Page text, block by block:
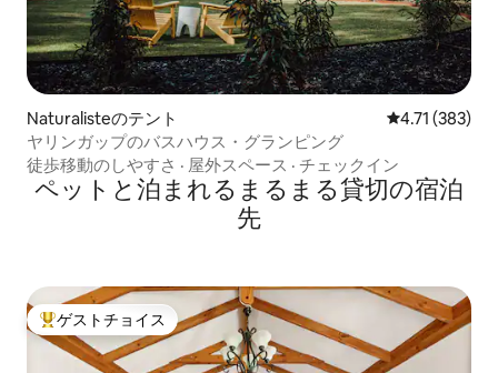
Naturalisteのテント レビュー383
4.71 (383)
ヤリンガップのバスハウス・グランピング
徒歩移動のしやすさ · 屋外スペース · チェックイン
ペットと泊まれるまるまる貸切の宿泊
先
大好評のゲストチョイスです。
ゲストチョイス